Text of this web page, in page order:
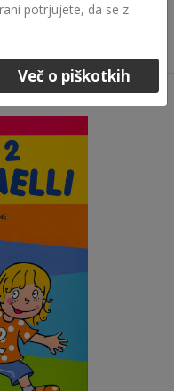
potrjujete, da se z
Več o piškotkih